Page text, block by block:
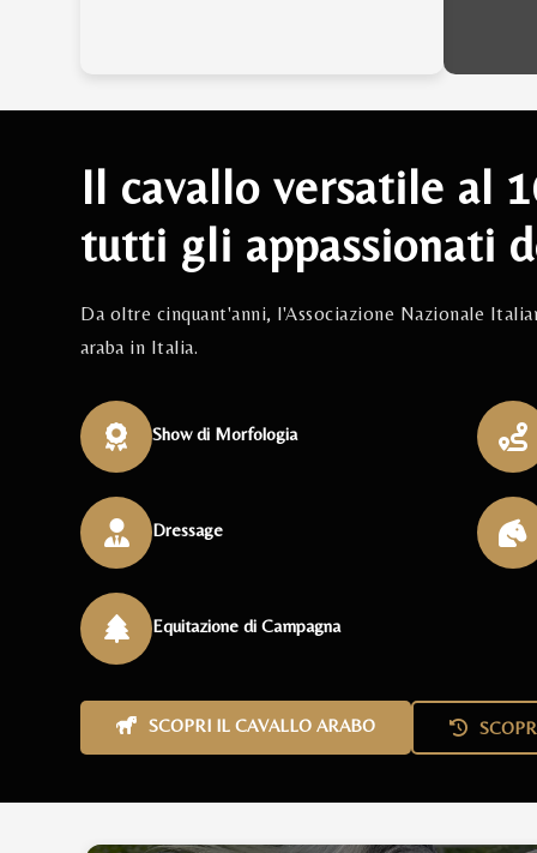
Il cavallo versatile al
tutti gli appassionati
Da oltre cinquant'anni, l'Associazione Nazionale
araba in Italia.
Show di Morfologia
Dressage
Equitazione di Campagna
SCOPRI IL CAVALLO ARABO